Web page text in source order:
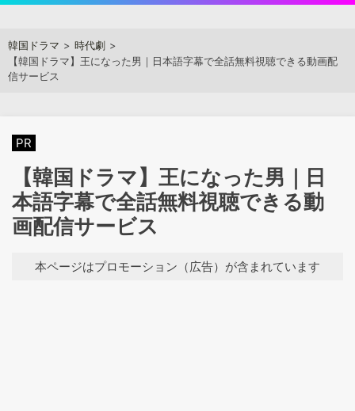
content
アジアンステージ
韓国ドラマ
時代劇
【韓国ドラマ】王になった男｜日本語字幕で全話無料視聴できる動画配
信サービス
PR
【韓国ドラマ】王になった男｜日
本語字幕で全話無料視聴できる動
画配信サービス
本ページはプロモーション（広告）が含まれています